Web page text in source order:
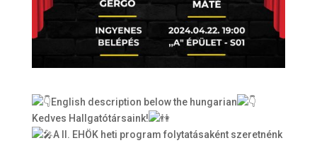
English description below the hungarian
Kedves Hallgatótársaink!
A II. EHÖK heti program folytatásaként szeretnénk